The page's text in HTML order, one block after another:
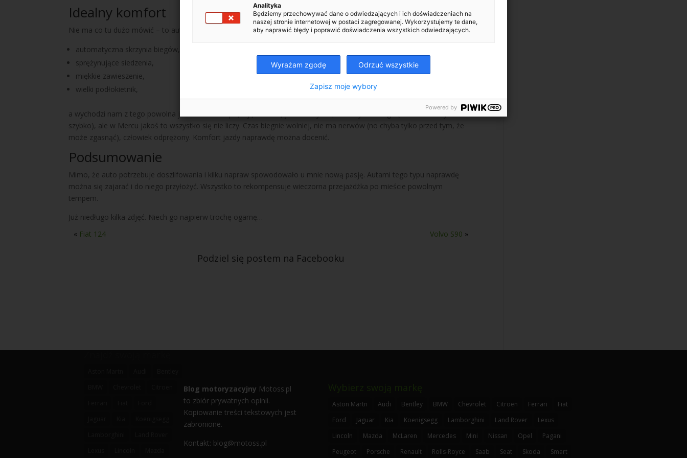
Idealny komfort
Nie ma co tu dużo mówić – to auto klasy wyższej. Wystarczy pododawać następujące składniki:
automatyczna skrzynia biegów,
sprężynujące siedzenia,
miękkie zawieszenie,
wielki podłokietnik,
a wychodzi nam z tego powolna jazda wielce odprężająca. Lubię jeździć szybko, nie ukrywam tego (może niekiedy za
szybko), ale w Mercu jakoś to wszystko się nie liczy. Czas biegnie wolniej, nie ma nerwów (no chyba tylko przed tym, że
może zgasnąć), człowiek odprężony. Komfort jazdy naprawdę można docenić.
Podsumowanie
Mimo, że auto potrzebuje doszlifowania i kilku napraw spowodowało u mnie nową pasję. Autami tego typu naprawdę
można się zajarać i do niego przyłożyć. Wszystko to rekompensuje wieczorna przejażdżka po mieście powolnym
tempem.
Już niedługo kilka zdjęć. Niech go najpierw trochę ogarnę…
« Fiat 124 Volvo S90 »
Podziel się postem na Facebooku
Blog motoryzacyjny Motoss.pl
to zbiór prywatnych opinii.
Kopiowanie treści tekstowych jest
zabronione.
Kontakt: blog@motoss.pl
Wybierz swoją markę
Aston Martn Audi Bentley BMW Chevrolet Citroen Ferrari
Fiat
Ford
Jaguar Kia Koenigsegg Lamborghini Land Rover
Lexus
Lincoln
Mazda McLaren Mercedes Mini Nissan Opel
Pagani
Peugeot
Porsche Renault Rolls-Royce Saab Seat Skoda Smart
Analityka
Będziemy przechowywać dane o odwiedzających i ich doświadczeniach na
naszej stronie internetowej w postaci zagregowanej. Wykorzystujemy te dane,
aby naprawić błędy i poprawić doświadczenia wszystkich odwiedzających.
Wyrażam zgodę Odrzuć wszystkie
Zapisz moje wybory
Powered by